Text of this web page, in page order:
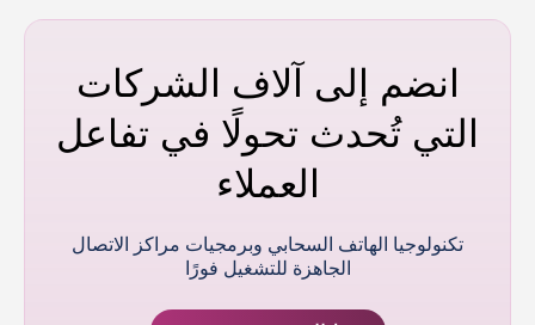
انضم إلى آلاف الشركات
التي تُحدث تحولًا في تفاعل
العملاء
تكنولوجيا الهاتف السحابي وبرمجيات مراكز الاتصال
الجاهزة للتشغيل فورًا